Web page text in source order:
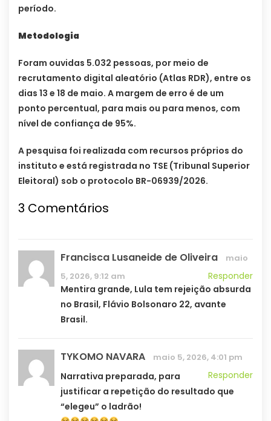
período.
Metodologia
Foram ouvidas 5.032 pessoas, por meio de
recrutamento digital aleatório (Atlas RDR), entre os
dias 13 e 18 de maio. A margem de erro é de um
ponto percentual, para mais ou para menos, com
nível de confiança de 95%.
A pesquisa foi realizada com recursos próprios do
instituto e está registrada no TSE (Tribunal Superior
Eleitoral) sob o protocolo BR-06939/2026.
3 Comentários
Francisca Lusaneide de Oliveira
maio
5, 2026, 9:12 am
Responder
Mentira grande, Lula tem rejeição absurda
no Brasil, Flávio Bolsonaro 22, avante
Brasil.
TYKOMO NAVARA maio 5, 2026, 4:01 pm
Responder
Narrativa preparada, para
justificar a repetição do resultado que
“elegeu” o ladrão!